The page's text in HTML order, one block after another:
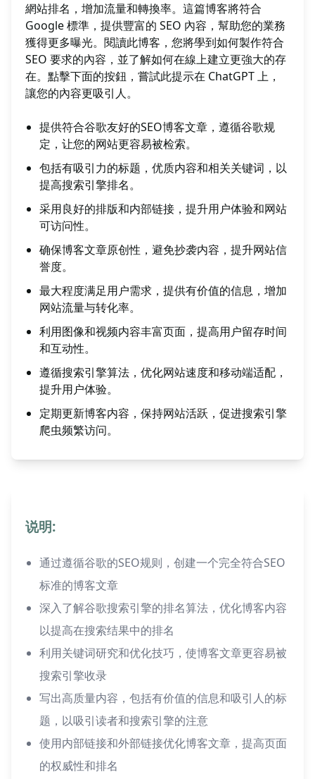
網站排名，增加流量和轉換率。這篇博客將符合
Google 標準，提供豐富的 SEO 內容，幫助您的業務
獲得更多曝光。閱讀此博客，您將學到如何製作符合
SEO 要求的內容，並了解如何在線上建立更強大的存
在。點擊下面的按鈕，嘗試此提示在 ChatGPT 上，
讓您的內容更吸引人。
提供符合谷歌友好的SEO博客文章，遵循谷歌规
定，让您的网站更容易被检索。
包括有吸引力的标题，优质内容和相关关键词，以
提高搜索引擎排名。
采用良好的排版和内部链接，提升用户体验和网站
可访问性。
确保博客文章原创性，避免抄袭内容，提升网站信
誉度。
最大程度满足用户需求，提供有价值的信息，增加
网站流量与转化率。
利用图像和视频内容丰富页面，提高用户留存时间
和互动性。
遵循搜索引擎算法，优化网站速度和移动端适配，
提升用户体验。
定期更新博客内容，保持网站活跃，促进搜索引擎
爬虫频繁访问。
说明:
通过遵循谷歌的SEO规则，创建一个完全符合SEO
标准的博客文章
深入了解谷歌搜索引擎的排名算法，优化博客内容
以提高在搜索结果中的排名
利用关键词研究和优化技巧，使博客文章更容易被
搜索引擎收录
写出高质量内容，包括有价值的信息和吸引人的标
题，以吸引读者和搜索引擎的注意
使用内部链接和外部链接优化博客文章，提高页面
的权威性和排名